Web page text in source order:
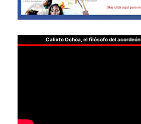
Calixto Ochoa, el filósofo del acordeón